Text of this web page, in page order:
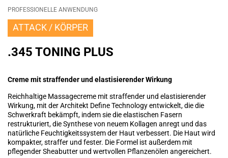
PROFESSIONELLE ANWENDUNG
ATTACK KÖRPER
.345 TONING PLUS
Creme mit straffender und elastisierender Wirkung
Reichhaltige Massagecreme mit straffender und elastisierender
Wirkung, mit der Architekt Define Technology entwickelt, die die
Schwerkraft bekämpft, indem sie die elastischen Fasern
restrukturiert, die Synthese von neuem Kollagen anregt und das
natürliche Feuchtigkeitssystem der Haut verbessert. Die Haut wird
kompakter, straffer und fester. Die Formel ist außerdem mit
pflegender Sheabutter und wertvollen Pflanzenölen angereichert.